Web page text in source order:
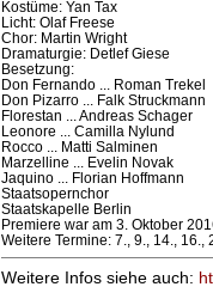
Kostüme: Yan Tax
Licht: Olaf Freese
Chor: Martin Wright
Dramaturgie: Detlef Giese
Besetzung:
Don Fernando ... Roman Trekel
Don Pizarro ... Falk Struckmann
Florestan ... Andreas Schager
Leonore ... Camilla Nylund
Rocco ... Matti Salminen
Marzelline ... Evelin Novak
Jaquino ... Florian Hoffmann
Staatsopernchor
Staatskapelle Berlin
Premiere war am 3. Oktober
Weitere Termine: 7., 9., 14., 16.,
Weitere Infos siehe auch: